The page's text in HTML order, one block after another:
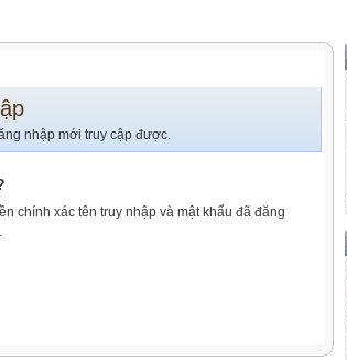
nhập mới truy cập được.
chính xác tên truy nhập và mật khẩu đã đăng